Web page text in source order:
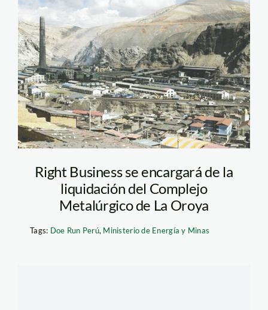
doe_run_andina
Right Business se encargará de la
liquidación del Complejo
Metalúrgico de La Oroya
Tags: Doe Run Perú, Ministerio de Energía y Minas